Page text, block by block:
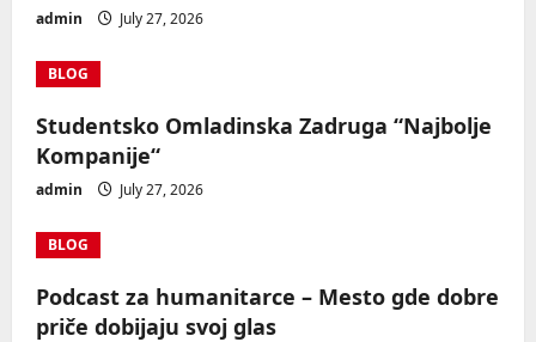
admin July 27, 2026
BLOG
Studentsko Omladinska Zadruga “Najbolje
Kompanije“
admin July 27, 2026
BLOG
Podcast za humanitarce – Mesto gde dobre
priče dobijaju svoj glas